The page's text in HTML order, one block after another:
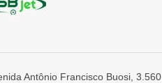
Antônio Francisco Buosi, 3.560